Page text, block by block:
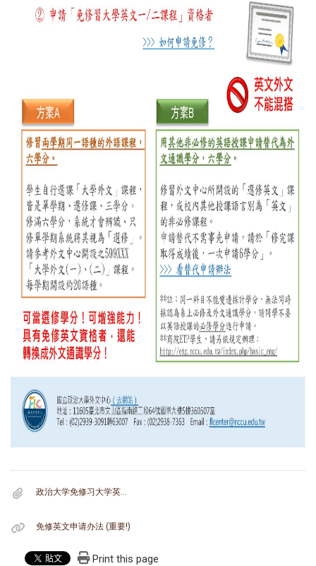
政治大学免修习大学英文一_二申请单_113-1更新_.pdf
免修英文申请办法 (重要!)
Print this page